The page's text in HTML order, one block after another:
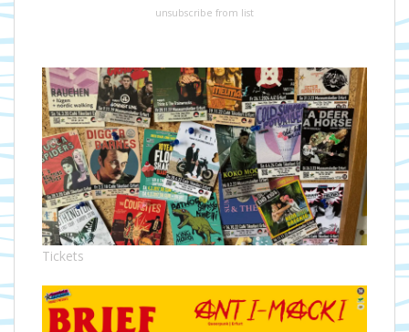
unsubscribe from list
Tickets